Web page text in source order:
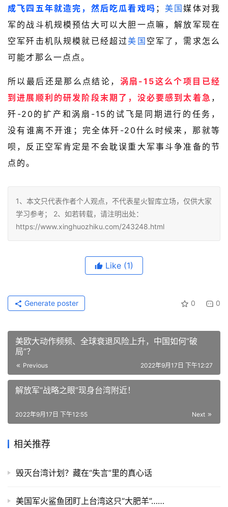
成飞四五年就造完，然后吃瓜看戏吗 ； 美国媒体对我
军的战斗机规模预估大可以大胆一点嘛，解放军现在
空军歼击机队规模就已经超过美国 空军了，需求怎么
可能才那么一点点。
所以最后还是那么点结论， 涡扇-15这么个项目已经
到进展顺利的研发阶段末期了，没必要感到太着急 ，
歼-20的扩产和涡扇-15的试飞是同期进行的任务，
没有谁离不开谁；完全体歼-20什么时候来，那就等
呗，反正空军肯定是不会耽误重大军事斗争准备的节
点的。
1、本文只代表作者个人观点，不代表星火智库立场，仅供大家
学习参考； 2、如若转载，请注明出处：
https://www.xinghuozhiku.com/243248.html
Like (1)
0 0
Generate poster
美欧大动作频频、全球衰退风险上升，中国如何“破
局”？
Previous 2022年9月17日 下午12:27
解放军“战略之眼”现身台湾附近！
Next
2022年9月17日 下午12:55
相关推荐
毁灭台湾计划？藏在“失言”里的真心话
美国军火鲨鱼团盯上台湾这只“大肥羊”……